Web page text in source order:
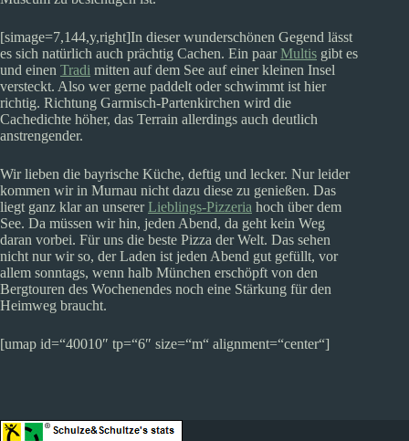
[simage=7,144,y,right]In dieser wunderschönen Gegend lässt
es sich natürlich auch prächtig Cachen. Ein paarMultis gibt es
und einen Tradi mitten auf dem See auf einer kleinen Insel
versteckt. Also wer gerne paddelt oder schwimmt ist hier
richtig. Richtung Garmisch-Partenkirchen wird die
Cachedichte höher, das Terrain allerdings auch deutlich
anstrengender.
Wir lieben die bayrische Küche, deftig und lecker. Nur leider
kommen wir in Murnau nicht dazu diese zu genießen. Das
liegt ganz klar an unsererLieblings-Pizzeria hoch über dem
See. Da müssen wir hin, jeden Abend, da geht kein Weg
daran vorbei. Für uns die beste Pizza der Welt. Das sehen
nicht nur wir so, der Laden ist jeden Abend gut gefüllt, vor
allem sonntags, wenn halb München erschöpft von den
Bergtouren des Wochenendes noch eine Stärkung für den
Heimweg braucht.
[umap id=“40010″ tp=“6″ size=“m“ alignment=“center“]